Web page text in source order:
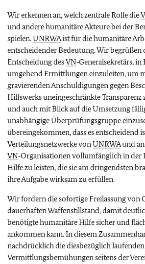
Wir erkennen an, welch zentrale Rolle die
und andere humanitäre Akteure bei der
spielen.UNRWAist für die humanitäre
entscheidender Bedeutung. Wir begrüßen
Entscheidung desVN‑Generalsekretärs, in
umgehend Ermittlungen einzuleiten, um
gravierenden Anschuldigungen gegen
Hilfswerks uneingeschränkte Transparenz
und auch mit Blick auf die Umsetzung
unabhängige Überprüfungsgruppe
übereingekommen, dass es entscheidend
Verteilungsnetzwerke vonUNRWAund
VN‑Organisationen vollumfänglich in der
Hilfe zu leisten, die sie am dringendsten
ihre Aufgabe wirksam zu erfüllen.
Wir fordern die sofortige Freilassung von
dauerhaften Waffenstillstand, damit
benötigte humanitäre Hilfe sicher und
ankommen kann. In diesem
nachdrücklich die diesbezüglich laufenden
Vermittlungsbemühungen seitens der